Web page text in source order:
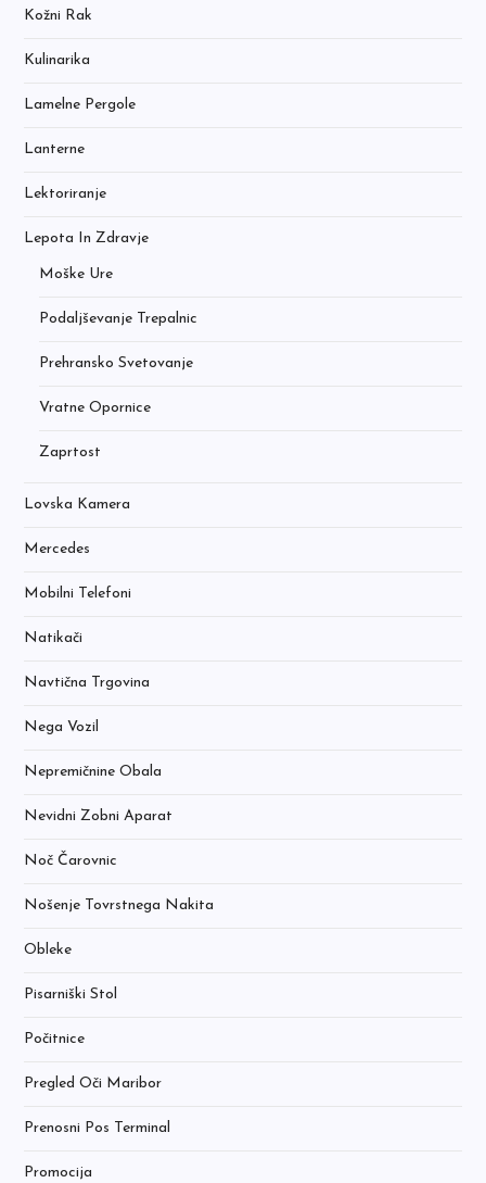
Kožni Rak
Kulinarika
Lamelne Pergole
Lanterne
Lektoriranje
Lepota In Zdravje
Moške Ure
Podaljševanje Trepalnic
Prehransko Svetovanje
Vratne Opornice
Zaprtost
Lovska Kamera
Mercedes
Mobilni Telefoni
Natikači
Navtična Trgovina
Nega Vozil
Nepremičnine Obala
Nevidni Zobni Aparat
Noč Čarovnic
Nošenje Tovrstnega Nakita
Obleke
Pisarniški Stol
Počitnice
Pregled Oči Maribor
Prenosni Pos Terminal
Promocija